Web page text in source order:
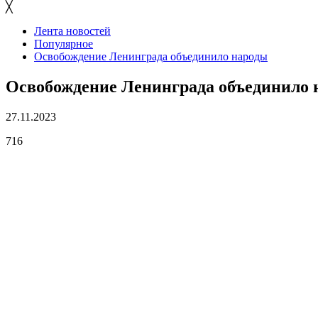
╳
Лента новостей
Популярное
Освобождение Ленинграда объединило народы
Освобождение Ленинграда объединило
27.11.2023
716